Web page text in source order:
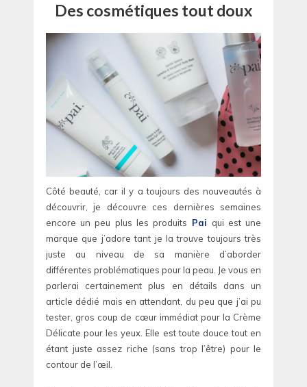
Des cosmétiques tout doux
Côté beauté, car il y a toujours des nouveautés à
découvrir, je découvre ces dernières semaines
encore un peu plus les produits Pai qui est une
marque que j’adore tant je la trouve toujours très
juste au niveau de sa manière d’aborder
différentes problématiques pour la peau. Je vous en
parlerai certainement plus en détails dans un
article dédié mais en attendant, du peu que j’ai pu
tester, gros coup de cœur immédiat pour la Crème
Délicate pour les yeux. Elle est toute douce tout en
étant juste assez riche (sans trop l’être) pour le
contour de l’œil.